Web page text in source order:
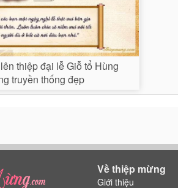
thiệp đại lễ Giỗ tổ Hùng
truyền thống đẹp
Về thiệp mừng
Giới thiệu